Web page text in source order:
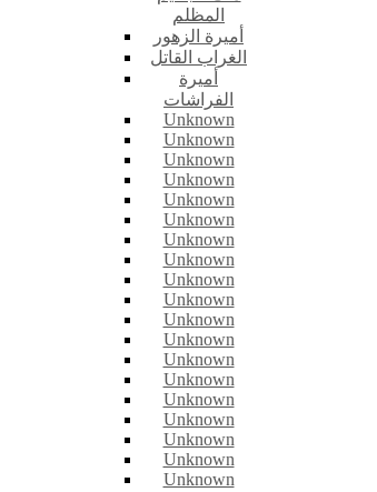
المظلم
أميرة الزهور
الغراب القاتل
أميرة
الفراشات
Unknown
Unknown
Unknown
Unknown
Unknown
Unknown
Unknown
Unknown
Unknown
Unknown
Unknown
Unknown
Unknown
Unknown
Unknown
Unknown
Unknown
Unknown
Unknown